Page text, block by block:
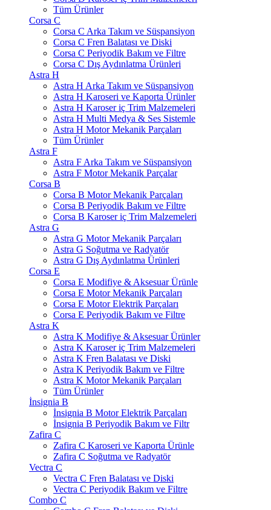
Tüm Ürünler
Corsa C
Corsa C Arka Takım ve Süspansiyon
Corsa C Fren Balatası ve Diski
Corsa C Periyodik Bakım ve Filtre
Corsa C Dış Aydınlatma Ürünleri
Astra H
Astra H Arka Takım ve Süspansiyon
Astra H Karoseri ve Kaporta Ürünler
Astra H Karoser iç Trim Malzemeleri
Astra H Multi Medya & Ses Sistemle
Astra H Motor Mekanik Parçaları
Tüm Ürünler
Astra F
Astra F Arka Takım ve Süspansiyon
Astra F Motor Mekanik Parçalar
Corsa B
Corsa B Motor Mekanik Parçaları
Corsa B Periyodik Bakım ve Filtre
Corsa B Karoser iç Trim Malzemeleri
Astra G
Astra G Motor Mekanik Parçaları
Astra G Soğutma ve Radyatör
Astra G Dış Aydınlatma Ürünleri
Corsa E
Corsa E Modifiye & Aksesuar Ürünle
Corsa E Motor Mekanik Parçaları
Corsa E Motor Elektrik Parçaları
Corsa E Periyodik Bakım ve Filtre
Astra K
Astra K Modifiye & Aksesuar Ürünler
Astra K Karoser iç Trim Malzemeleri
Astra K Fren Balatası ve Diski
Astra K Periyodik Bakım ve Filtre
Astra K Motor Mekanik Parçaları
Tüm Ürünler
İnsignia B
İnsignia B Motor Elektrik Parçaları
İnsignia B Periyodik Bakım ve Filtr
Zafira C
Zafira C Karoseri ve Kaporta Ürünle
Zafira C Soğutma ve Radyatör
Vectra C
Vectra C Fren Balatası ve Diski
Vectra C Periyodik Bakım ve Filtre
Combo C